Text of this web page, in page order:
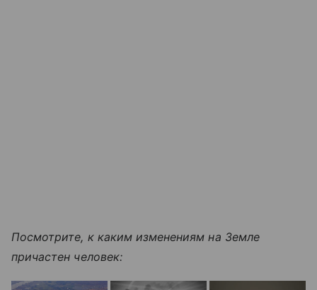
Посмотрите, к каким изменениям на Земле
причастен человек: